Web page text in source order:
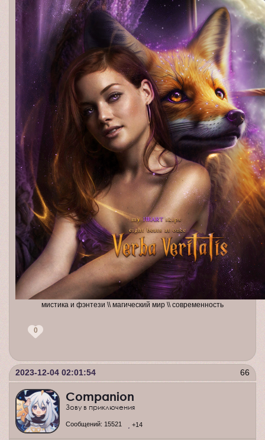
мистика и фэнтези \\ магический мир \\ современность
0
66
2023-12-04 02:01:54
Companion
Зову в приключения
Сообщений: 15521 +14